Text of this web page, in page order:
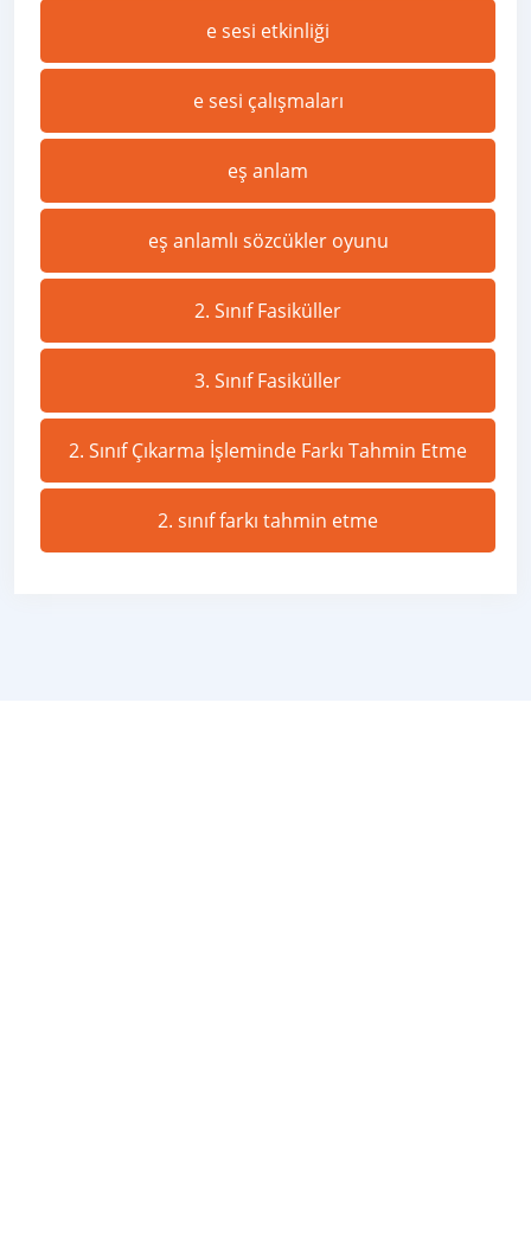
e sesi etkinliği
e sesi çalışmaları
eş anlam
eş anlamlı sözcükler oyunu
2. Sınıf Fasiküller
3. Sınıf Fasiküller
2. Sınıf Çıkarma İşleminde Farkı Tahmin Etme
2. sınıf farkı tahmin etme